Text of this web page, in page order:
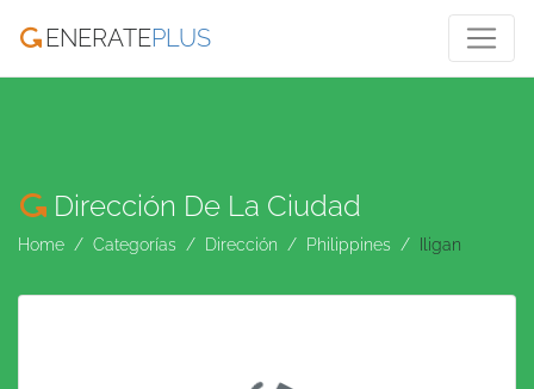
ENERATEPLUS
Dirección De La Ciudad
Home Categorías Dirección Philippines Iligan